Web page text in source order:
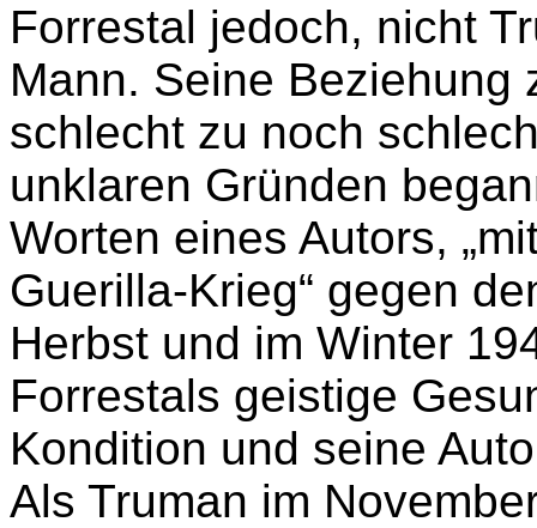
Forrestal jedoch, nicht
Mann. Seine Beziehung
schlecht zu noch
unklaren Gründen
Worten eines Autors,
Guerilla-Krieg“ gegen
Herbst und im Winter
Forrestals geistige
Kondition und seine
Als Truman im